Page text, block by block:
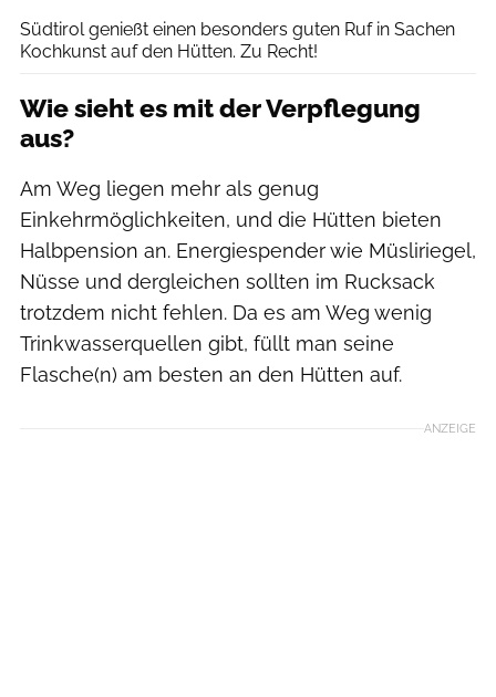
Südtirol genießt einen besonders guten Ruf in Sachen
Kochkunst auf den Hütten. Zu Recht!
Wie sieht es mit der Verpflegung
aus?
Am Weg liegen mehr als genug
Einkehrmöglichkeiten, und die Hütten bieten
Halbpension an. Energiespender wie Müsliriegel,
Nüsse und dergleichen sollten im Rucksack
trotzdem nicht fehlen. Da es am Weg wenig
Trinkwasserquellen gibt, füllt man seine
Flasche(n) am besten an den Hütten auf.
ANZEIGE